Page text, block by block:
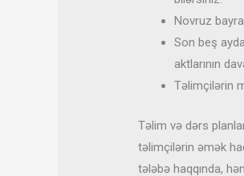
Novruz
Son beş
aktlarının
Təlimçilərin
Təlim və dərs
təlimçilərin əmək
tələbə haqqında,